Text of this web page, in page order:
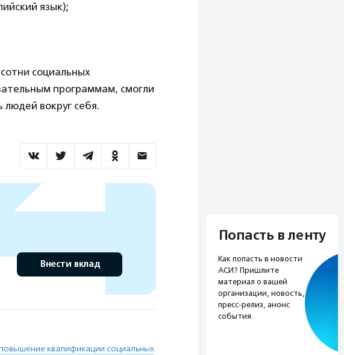
язык);
социальных
программам, смогли
людей вокруг себя.
Внести вклад
повышение квалификации социальных
Попасть в ленту
Как попасть в новости
АСИ? Пришлите
материал о вашей
организации, новость,
пресс-релиз, анонс
события.